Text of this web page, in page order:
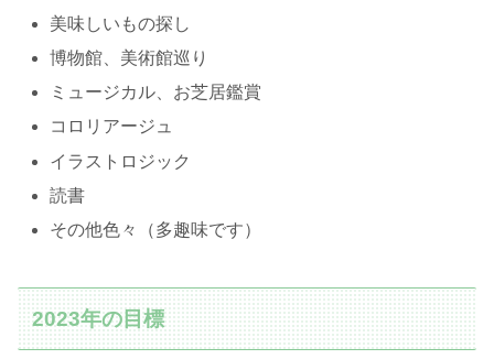
美味しいもの探し
博物館、美術館巡り
ミュージカル、お芝居鑑賞
コロリアージュ
イラストロジック
読書
その他色々（多趣味です）
2023年の目標